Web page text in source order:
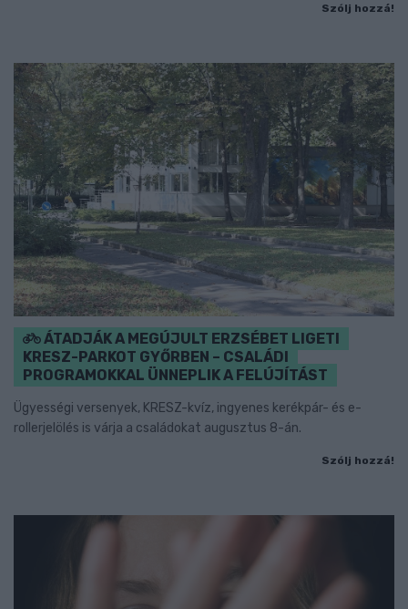
Szólj hozzá!
ÁTADJÁK A MEGÚJULT ERZSÉBET LIGETI
KRESZ-PARKOT GYŐRBEN – CSALÁDI
PROGRAMOKKAL ÜNNEPLIK A FELÚJÍTÁST
Ügyességi versenyek, KRESZ-kvíz, ingyenes kerékpár- és e-
rollerjelölés is várja a családokat augusztus 8-án.
Szólj hozzá!